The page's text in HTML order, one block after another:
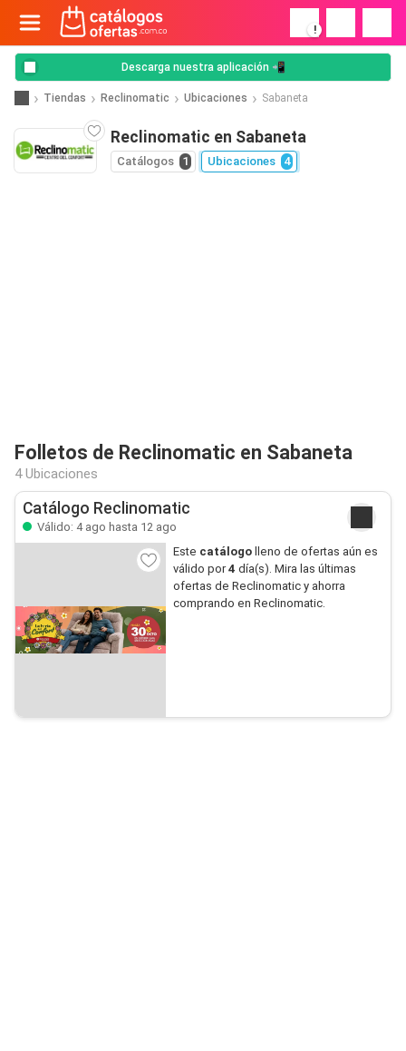
!
Descarga nuestra aplicación 📲
Tiendas Reclinomatic Ubicaciones Sabaneta
Reclinomatic en Sabaneta
Catálogos 1 Ubicaciones 4
Folletos de Reclinomatic en Sabaneta
4 Ubicaciones
Catálogo Reclinomatic
Válido: 4 ago hasta 12 ago
Este catálogolleno de ofertas aún es
válido por4 día(s). Mira las últimas
ofertas de Reclinomatic y ahorra
comprando en Reclinomatic.